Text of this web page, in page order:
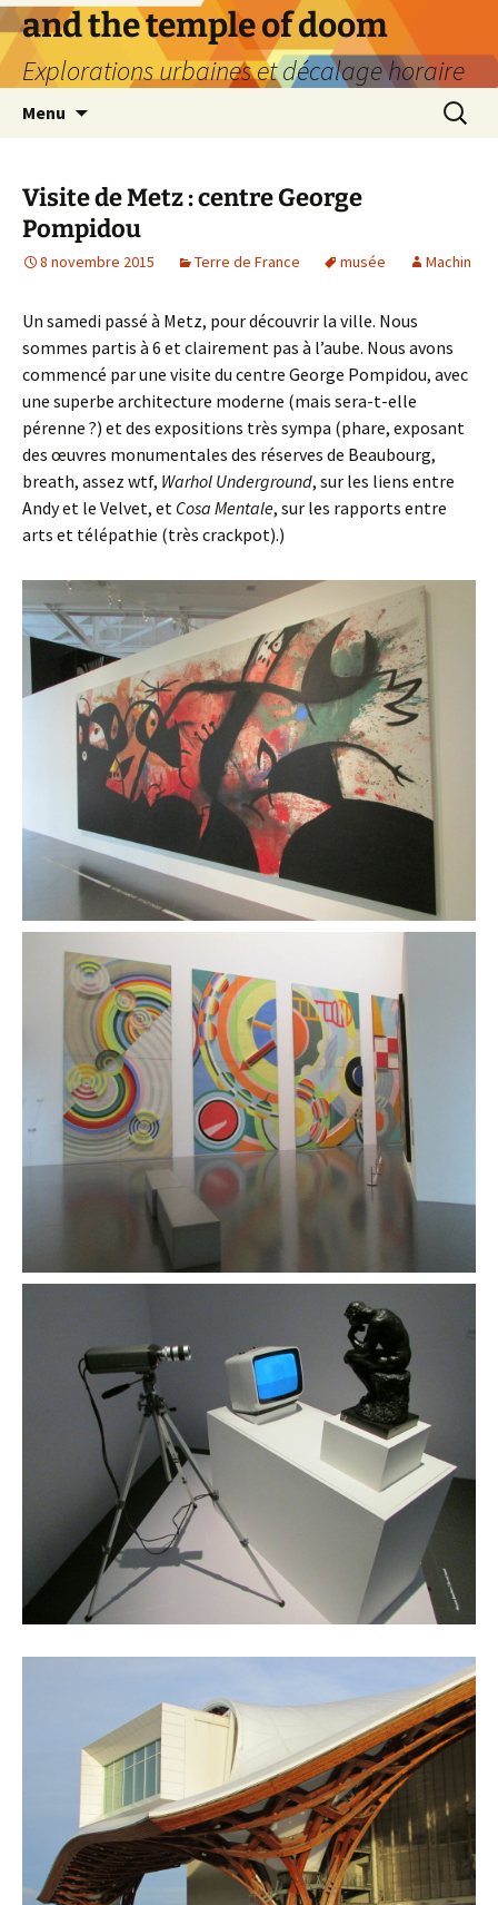
Aller
au
contenu
and the temple of doom
Explorations urbaines et décalage horaire
Menu
Visite de Metz : centre George
Pompidou
8 novembre 2015 Terre de France musée Machin
Un samedi passé à Metz, pour découvrir la ville. Nous
sommes partis à 6 et clairement pas à l’aube. Nous avons
commencé par une visite du centre George Pompidou, avec
une superbe architecture moderne (mais sera-t-elle
pérenne ?) et des expositions très sympa (phare, exposant
des œuvres monumentales des réserves de Beaubourg,
breath, assez wtf, Warhol Underground, sur les liens entre
Andy et le Velvet, et Cosa Mentale, sur les rapports entre
arts et télépathie (très crackpot).)